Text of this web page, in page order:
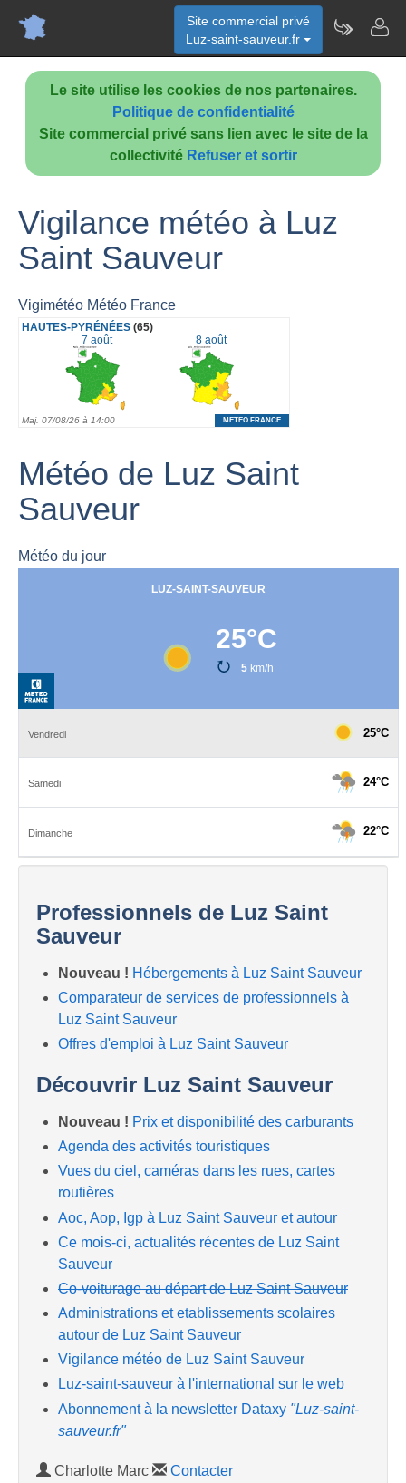
Le site utilise les cookies de nos partenaires.
Politique de confidentialité
Site commercial privé sans lien avec le site de la
collectivité Refuser et sortir
Site commercial privé
Luz-saint-sauveur.fr
Vigilance météo à Luz
Saint Sauveur
Vigimétéo Météo France
Météo de Luz Saint
Sauveur
Météo du jour
Professionnels de Luz Saint
Sauveur
Nouveau ! Hébergements à Luz Saint Sauveur
Comparateur de services de professionnels à
Luz Saint Sauveur
Offres d'emploi à Luz Saint Sauveur
Découvrir Luz Saint Sauveur
Nouveau ! Prix et disponibilité des carburants
Agenda des activités touristiques
Vues du ciel, caméras dans les rues, cartes
routières
Aoc, Aop, Igp à Luz Saint Sauveur et autour
Ce mois-ci, actualités récentes de Luz Saint
Sauveur
Co-voiturage au départ de Luz Saint Sauveur
Administrations et etablissements scolaires
autour de Luz Saint Sauveur
Vigilance météo de Luz Saint Sauveur
Luz-saint-sauveur à l'international sur le web
Abonnement à la newsletter Dataxy "Luz-saint-
sauveur.fr"
Charlotte Marc
Contacter